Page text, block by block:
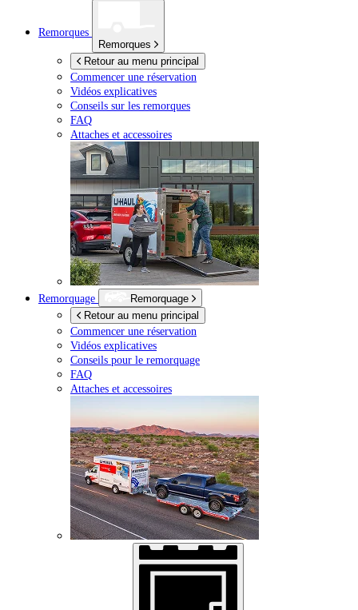
Remorques
Remorques
Retour au menu principal
Commencer une réservation
Vidéos explicatives
Conseils sur les remorques
FAQ
Attaches et accessoires
Remorquage
Remorquage
Retour au menu principal
Commencer une réservation
Vidéos explicatives
Conseils pour le remorquage
FAQ
Attaches et accessoires